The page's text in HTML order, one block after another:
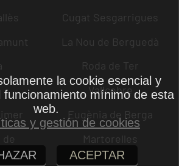
Cugat Sesgarrigues
La Nou de Berguedà
Roda de Ter
Vallcebre
Eugènia de Berga
de
Martorelles
la cookie esencial y
funcionamiento mínimo de esta
web.
y gestión de cookies
ACEPTAR